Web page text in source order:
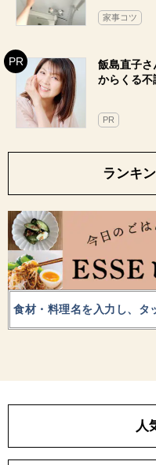
家事コツ
飯島直子さ
からくる不
PR
ランキ
人